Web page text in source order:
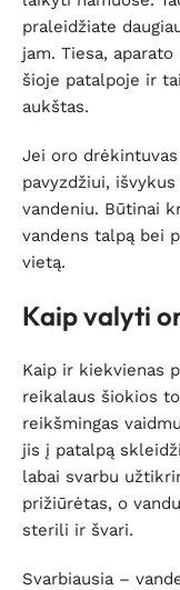
praleidžiate
jam. Tiesa,
šioje patalpoje ir
aukštas.
Jei oro
pavyzdžiui,
vandeniu. Būtinai
vandens talpą bei
vietą.
Kaip valyti
Kaip ir kiekvienas
reikalaus šiokios
reikšmingas
jis į patalpą
labai svarbu
prižiūrėtas, o
sterili ir švari.
Svarbiausia –